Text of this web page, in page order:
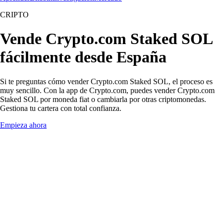
CRIPTO
Vende Crypto.com Staked SOL
fácilmente desde España
Si te preguntas cómo vender Crypto.com Staked SOL, el proceso es
muy sencillo. Con la app de Crypto.com, puedes vender Crypto.com
Staked SOL por moneda fiat o cambiarla por otras criptomonedas.
Gestiona tu cartera con total confianza.
Empieza ahora